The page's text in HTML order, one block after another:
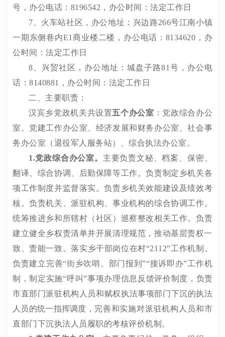
号，办公电话： 8196542 ，办公时间：法定工作日
7 、火车站社区，办公地址：兴边路266号江南小镇
一期东侧巷内E1 商业楼二楼，办公电话： 8134620 ，办
公时间：法定工作日
8 、兴贸社区，办公地址：城盘子路81 号，办公电
话： 8140881
，办公时间：法定工作日
二、主要职责：
汉宾乡党政机关共设置五个办公室 ：党政综合办公
室、党建工作办公室、经济发展和财务办公室、社会事
务办公室 （退役军人服务站） 、综合执法办公室 。
1.党政综合办公室。 主要负责文秘、档案、保密、
翻译、综合协调、后勤保障等工作。负责制定 乡机关各
项工作制度并监督落实 。负责乡机关效能建设及绩效考
核。负责机关、派驻机构、事业机构的综合协调工作。
统筹推进乡和所辖村（社区）巡察整改相关工作。 负责
建立健全乡权责清单并开展清理规范，推动基层责权一
致、责能一致。落实乡干部岗位在村“2112”工作机制。
负责建立完善“街乡吹哨、部门报到”“接诉即办”工作机
制，制定实施“呼叫”事项办理信息反馈评价制度， 负责
市直部门派驻机构人员和赋权执法事项部门下沉的执法
人员的统一指挥调度， 完善和实施对派驻机构 人员和市
直部门下沉执法人员 履职的考核评价机制。